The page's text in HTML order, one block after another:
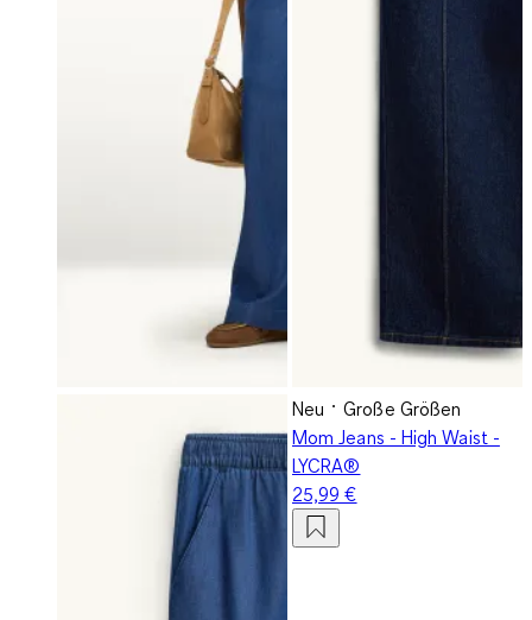
Neu
Große Größen
Mom Jeans - High Waist -
LYCRA®
25,99 €